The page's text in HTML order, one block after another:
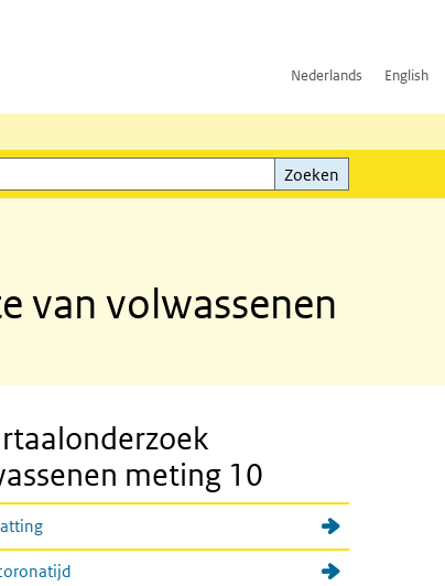
Nederlands English
Zoeken
van volwassenen
meting 10